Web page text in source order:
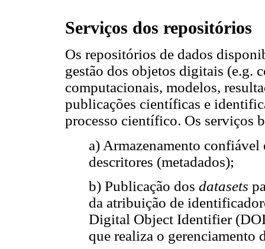
Serviços dos repositórios
Os repositórios de dados
gestão dos objetos digitais (e.g.
computacionais, modelos,
publicações científicas e
processo científico. Os serviços
a) Armazenamento
descritores (metadados);
b) Publicação dos datasets
da atribuição de
Digital Object Identifier
que realiza o gerenciamento